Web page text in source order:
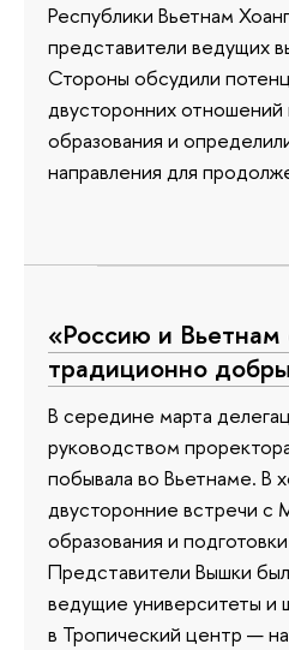
Республики Вьетнам
представители ведущих
Стороны обсудили
двусторонних
образования и
направления для
«Россию и Вьетнам
традиционно
В середине марта
руководством
побывала во Вьетнаме. В
двусторонние встречи с
образования и
Представители Вышки
ведущие университеты и
в Тропический центр —